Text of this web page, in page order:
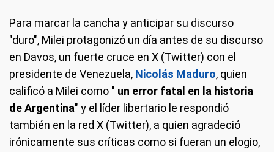
Para marcar la cancha y anticipar su discurso
"duro", Milei protagonizó un día antes de su discurso
en Davos, un fuerte cruce en X (Twitter) con el
presidente de Venezuela, Nicolás Maduro, quien
calificó a Milei como " un error fatal en la historia
de Argentina" y el líder libertario le respondió
también en la red X (Twitter), a quien agradeció
irónicamente sus críticas como si fueran un elogio,